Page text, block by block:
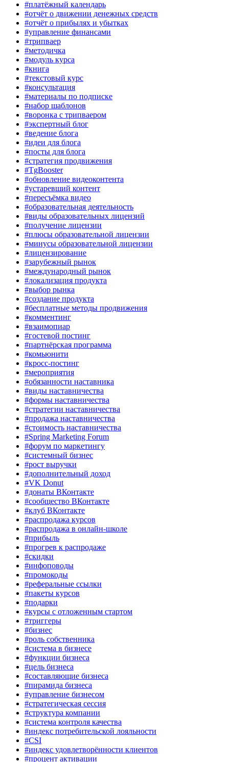
#платёжный календарь
#отчёт о движении денежных средств
#отчёт о прибылях и убытках
#управление финансами
#трипваер
#методичка
#модуль курса
#книга
#текстовый курс
#консультация
#материалы по подписке
#набор шаблонов
#воронка с трипваером
#экспертный блог
#ведение блога
#идеи для блога
#посты для блога
#стратегия продвижения
#TgBooster
#обновление видеоконтента
#устаревший контент
#пересъёмка видео
#образовательная деятельность
#виды образовательных лицензий
#получение лицензии
#плюсы образовательной лицензии
#минусы образовательной лицензии
#лицензирование
#зарубежный рынок
#международный рынок
#локализация продукта
#выбор рынка
#создание продукта
#бесплатные методы продвижения
#комментинг
#взаимопиар
#гостевой постинг
#партнёрская программа
#комьюнити
#кросс-постинг
#мероприятия
#обязанности наставника
#виды наставничества
#формы наставничества
#стратегии наставничества
#продажа наставничества
#стоимость наставничества
#Spring Marketing Forum
#форум по маркетингу
#системный бизнес
#рост выручки
#дополнительный доход
#VK Donut
#донаты ВКонтакте
#сообщество ВКонтакте
#клуб ВКонтакте
#распродажа курсов
#распродажа в онлайн-школе
#прибыль
#прогрев к распродаже
#скидки
#инфоповоды
#промокоды
#реферальные ссылки
#пакеты курсов
#подарки
#курсы с отложенным стартом
#триггеры
#бизнес
#роль собственника
#система в бизнесе
#функции бизнеса
#цель бизнеса
#составляющие бизнеса
#пирамида бизнеса
#управление бизнесом
#стратегическая сессия
#структура компании
#система контроля качества
#индекс потребительской лояльности
#CSI
#индекс удовлетворённости клиентов
#процент активации